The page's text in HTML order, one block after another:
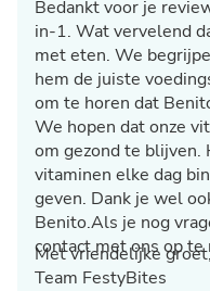
Bedankt voor je
in-1. Wat vervelend
met eten. We
hem de juiste
om te horen dat
We hopen dat onze
om gezond te blijven.
vitaminen elke dag
geven. Dank je wel
Benito.Als je nog
contact met ons op te
Met vriendelijke
Team FestyBites